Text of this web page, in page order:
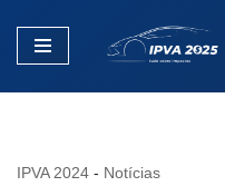
Pular
IPVA 2024 - Notícias